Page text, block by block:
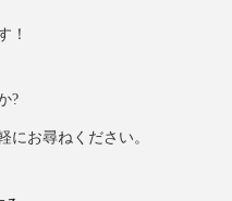
、こだわりのナチュー
！
?
にお尋ねください。